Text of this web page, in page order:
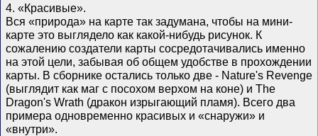
4. «Красивые».
Вся «природа» на карте так задумана, чтобы на мини-
карте это выглядело как какой-нибудь рисунок. К
сожалению создатели карты сосредотачивались именно
на этой цели, забывая об общем удобстве в прохождении
карты. В сборнике остались только две - Nature's Revenge
(выглядит как маг с посохом верхом на коне) и The
Dragon's Wrath (дракон изрыгающий пламя). Всего два
примера одновременно красивых и «снаружи» и
«внутри».